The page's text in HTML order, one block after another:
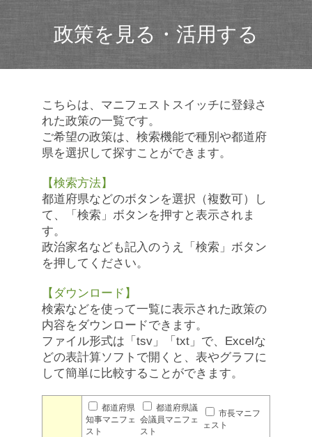
政策を見る・活用する
こちらは、マニフェストスイッチに登録さ
れた政策の一覧です。
ご希望の政策は、検索機能で種別や都道府
県を選択して探すことができます。
【検索方法】
都道府県などのボタンを選択（複数可）し
て、「検索」ボタンを押すと表示されま
す。
政治家名なども記入のうえ「検索」ボタン
を押してください。
【ダウンロード】
検索などを使って一覧に表示された政策の
内容をダウンロードできます。
ファイル形式は「tsv」「txt」で、Excelな
どの表計算ソフトで開くと、表やグラフに
して簡単に比較することができます。
都道府県
知事マニフェ
スト
都道府県議
会議員マニフェ
スト
市長マニフ
ェスト